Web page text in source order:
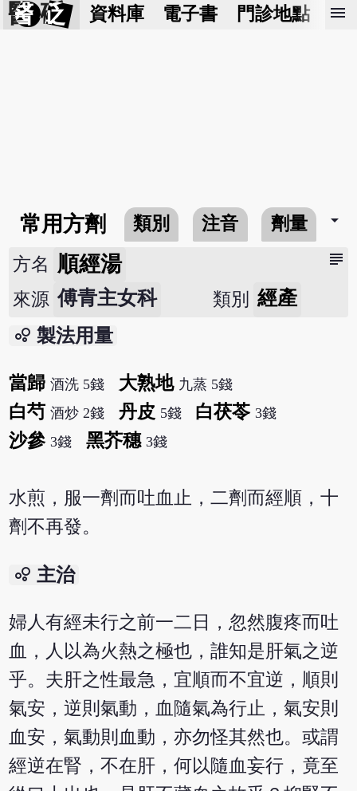
醫 砭 資料庫 電子書 門診地點 預
menu
常用方劑 類別 注音 劑量 arrow_drop_down
subject
方名 順經湯
來源 傅青主女科 類別 經產
bubble_chart 製法用量
當歸 酒洗 5錢 大熟地 九蒸 5錢
白芍 酒炒 2錢 丹皮 5錢 白茯苓 3錢
沙參 3錢 黑芥穗 3錢
水煎，服一劑而吐血止，二劑而經順，十
劑不再發。
bubble_chart 主治
婦人有經未行之前一二日，忽然腹疼而吐
血，人以為火熱之極也，誰知是肝氣之逆
乎。夫肝之性最急，宜順而不宜逆，順則
氣安，逆則氣動，血隨氣為行止，氣安則
血安，氣動則血動，亦勿怪其然也。或謂
經逆在腎，不在肝，何以隨血妄行，竟至